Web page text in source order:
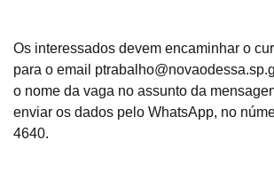
Os interessados devem encaminhar o
para o email
o nome da vaga no assunto da
enviar os dados pelo WhatsApp, no
4640.